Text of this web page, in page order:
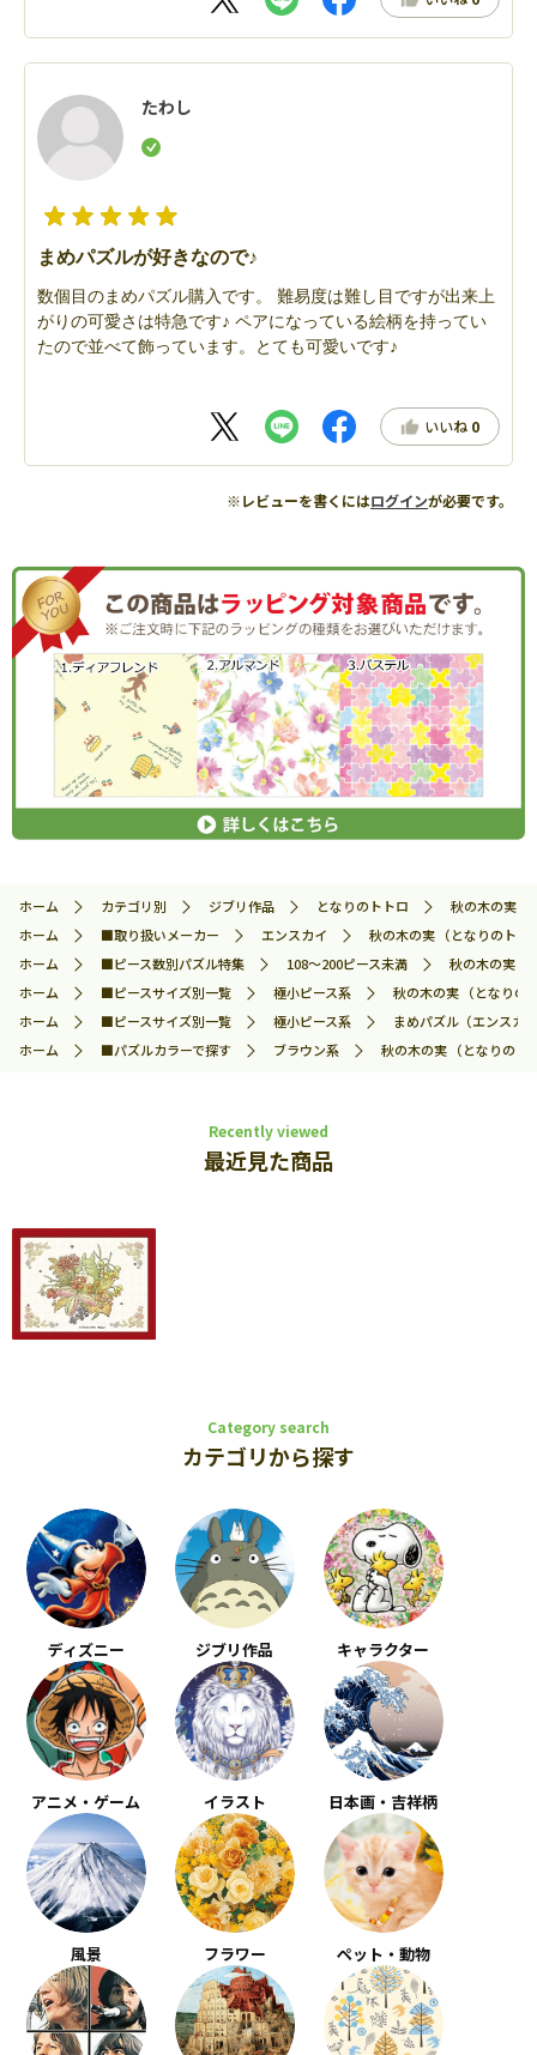
たわし
まめパズルが好きなので♪
数個目のまめパズル購入です。 難易度は難し目ですが出来上
がりの可愛さは特急です♪ ペアになっている絵柄を持ってい
たので並べて飾っています。とても可愛いです♪
いいね 0
※レビューを書くにはログインが必要です。
ホーム カテゴリ別 ジブリ作品 となりのトトロ
秋の木の実
ホーム
■取り扱いメーカー エンスカイ
秋の木の実 （となりのト
ホーム
■ピース数別パズル特集 108～200ピース未満
秋の木の実
ホーム
■ピースサイズ別一覧 極小ピース系
秋の木の実 （となり
ホーム
■ピースサイズ別一覧 極小ピース系
まめパズル（エンスカ
ホーム
■パズルカラーで探す ブラウン系 秋の木の実 （となりの
Recently viewed
最近見た商品
Category search
カテゴリから探す
ディズニー ジブリ作品 キャラクター
アニメ・ゲーム イラスト 日本画・吉祥柄
風景 フラワー ペット・動物